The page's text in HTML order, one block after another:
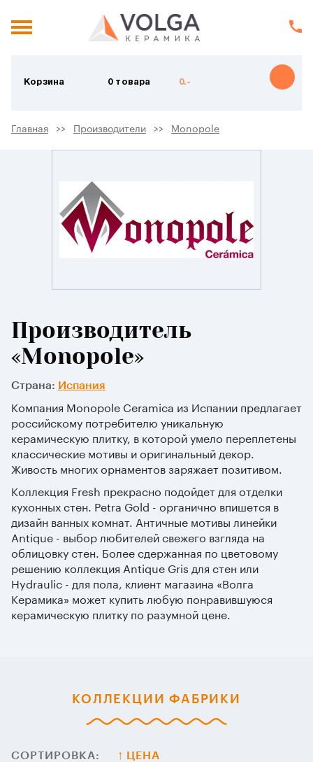
Корзина 0 товара 0.-
Главная Производители Monopole
Производитель
«Monopole»
Страна: Испания
Компания Monopole Ceramica из Испании предлагает
российскому потребителю уникальную
керамическую плитку, в которой умело переплетены
классические мотивы и оригинальный декор.
Живость многих орнаментов заряжает позитивом.
Коллекция Fresh прекрасно подойдет для отделки
кухонных стен. Petra Gold - органично впишется в
дизайн ванных комнат. Античные мотивы линейки
Antique - выбор любителей свежего взгляда на
облицовку стен. Более сдержанная по цветовому
решению коллекция Antique Gris для стен или
Hydraulic - для пола, клиент магазина «Волга
Керамика» может купить любую понравившуюся
керамическую плитку по разумной цене.
КОЛЛЕКЦИИ ФАБРИКИ
СОРТИРОВКА: ЦЕНА